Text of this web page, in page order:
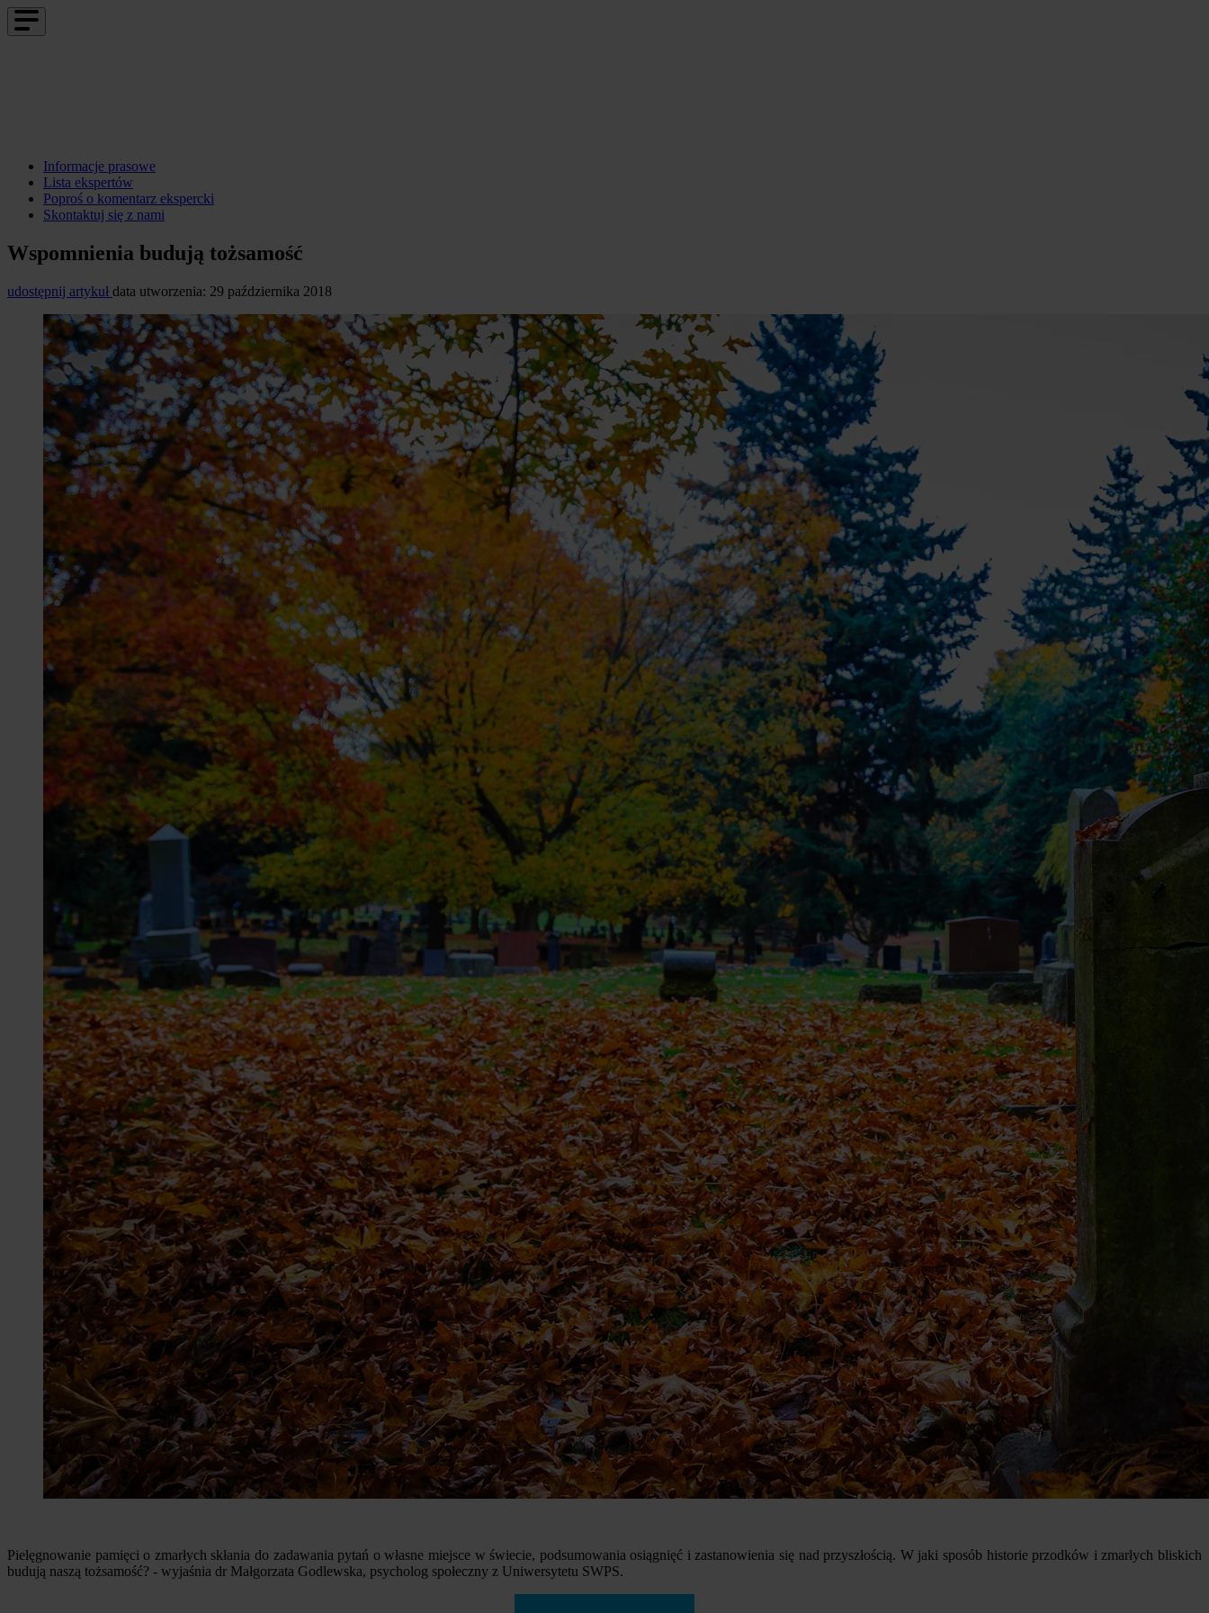
Informacje prasowe
Lista ekspertów
Poproś o komentarz ekspercki
Skontaktuj się z nami
Wspomnienia budują tożsamość
udostępnij artykuł data utworzenia: 29 października 2018
Pielęgnowanie pamięci o zmarłych skłania do zadawania pytań o własne miejsce w świecie, podsumowania osiągnięć i zastanowienia się nad przyszłością. W jaki sposób historie przodków i zmarłych bliskich
budują naszą tożsamość? - wyjaśnia dr Małgorzata Godlewska, psycholog społeczny z Uniwersytetu SWPS.